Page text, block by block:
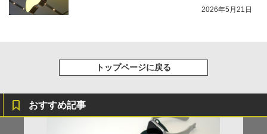
2026年5月21日
トップページに戻る
おすすめ記事